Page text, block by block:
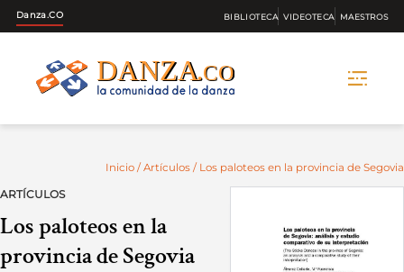
Danza.CO BIBLIOTECA VIDEOTECA MAESTROS
Inicio / Artículos / Los paloteos en la provincia de Segovia
ARTÍCULOS
Los paloteos en la
provincia de Segovia